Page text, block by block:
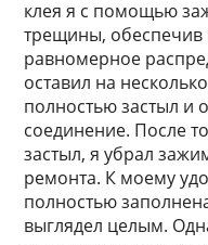
клея я с помощью
трещины, обеспечив
равномерное
оставил на
полностью застыл и
соединение. После
застыл, я убрал
ремонта. К моему
полностью
выглядел целым.